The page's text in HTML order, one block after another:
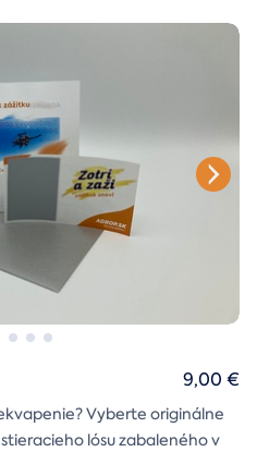
Vyberte originálne
lósu zabaleného v
9,00 €